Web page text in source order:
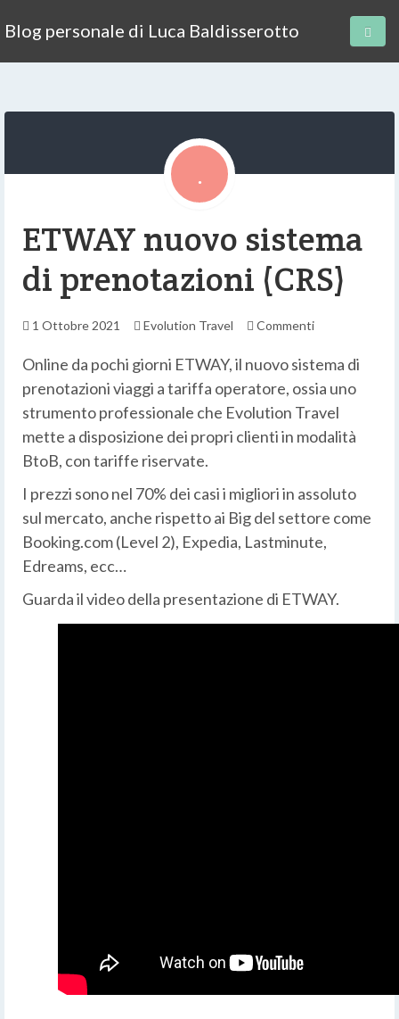
Blog personale di Luca Baldisserotto
ETWAY nuovo sistema
di prenotazioni (CRS)
1 Ottobre 2021 Evolution Travel Commenti
Online da pochi giorni ETWAY, il nuovo sistema di
prenotazioni viaggi a tariffa operatore, ossia uno
strumento professionale che Evolution Travel
mette a disposizione dei propri clienti in modalità
BtoB, con tariffe riservate.
I prezzi sono nel 70% dei casi i migliori in assoluto
sul mercato, anche rispetto ai Big del settore come
Booking.com (Level 2), Expedia, Lastminute,
Edreams, ecc…
Guarda il video della presentazione di ETWAY.